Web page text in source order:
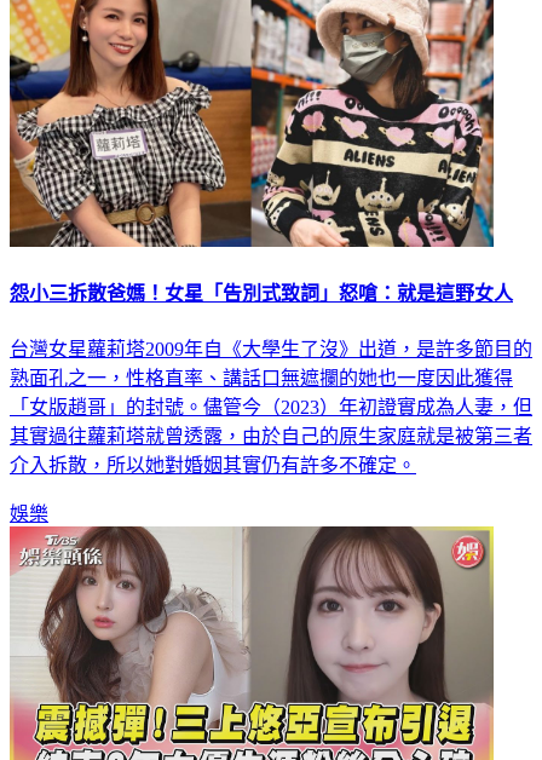
怨小三拆散爸媽！女星「告別式致詞」怒嗆：就是這野女人
台灣女星蘿莉塔2009年自《大學生了沒》出道，是許多節目的
熟面孔之一，性格直率、講話口無遮攔的她也一度因此獲得
「女版趙哥」的封號。儘管今（2023）年初證實成為人妻，但
其實過往蘿莉塔就曾透露，由於自己的原生家庭就是被第三者
介入拆散，所以她對婚姻其實仍有許多不確定。
娛樂